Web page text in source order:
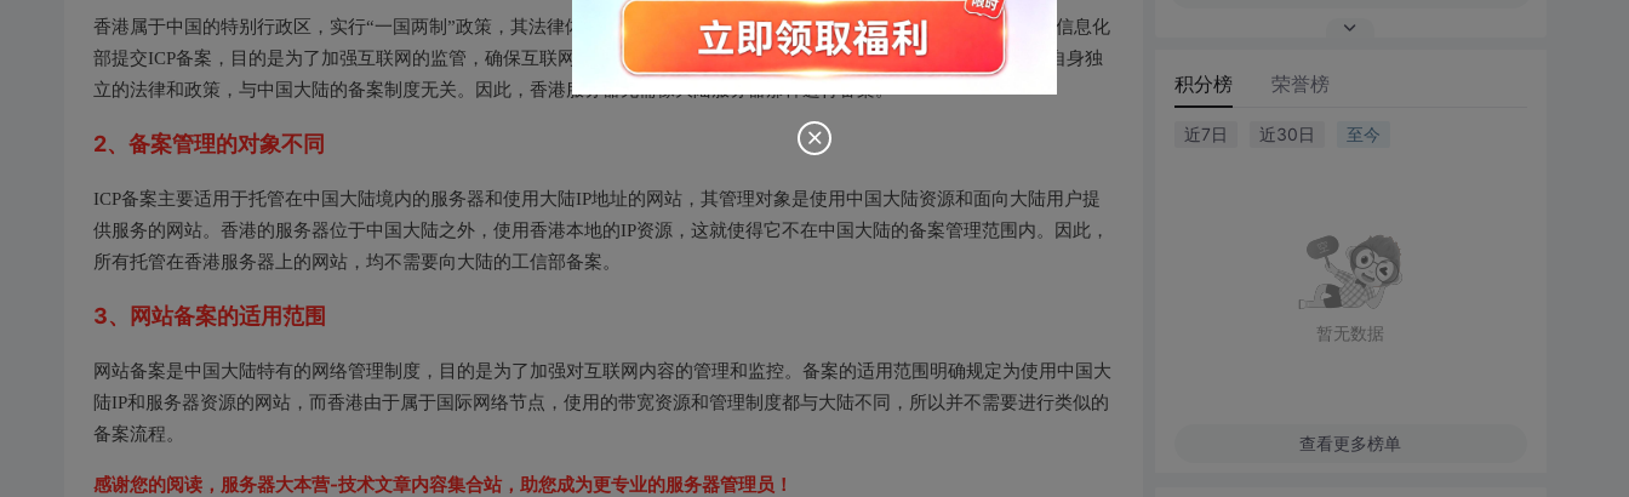
香港属于中国的特别行政区，实行“一国两制”政策，其法律体系与中国大陆是完全独立的。大陆地区的网站需要向工业和信息化
部提交ICP备案，目的是为了加强互联网的监管，确保互联网内容符合国家政策。而香港在互联网内容管理方面执行的是自身独
立的法律和政策，与中国大陆的备案制度无关。因此，香港服务器无需像大陆服务器那样进行备案。
2、备案管理的对象不同
ICP备案主要适用于托管在中国大陆境内的服务器和使用大陆IP地址的网站，其管理对象是使用中国大陆资源和面向大陆用户提
供服务的网站。香港的服务器位于中国大陆之外，使用香港本地的IP资源，这就使得它不在中国大陆的备案管理范围内。因此，
所有托管在香港服务器上的网站，均不需要向大陆的工信部备案。
3、网站备案的适用范围
网站备案是中国大陆特有的网络管理制度，目的是为了加强对互联网内容的管理和监控。备案的适用范围明确规定为使用中国大
陆IP和服务器资源的网站，而香港由于属于国际网络节点，使用的带宽资源和管理制度都与大陆不同，所以并不需要进行类似的
备案流程。
感谢您的阅读， 服务器大本营-技术文章内容集合站，助您成为更专业的服务器管理员！
积分榜 荣誉榜
近7日 近30日 至今
暂无数据
查看更多榜单